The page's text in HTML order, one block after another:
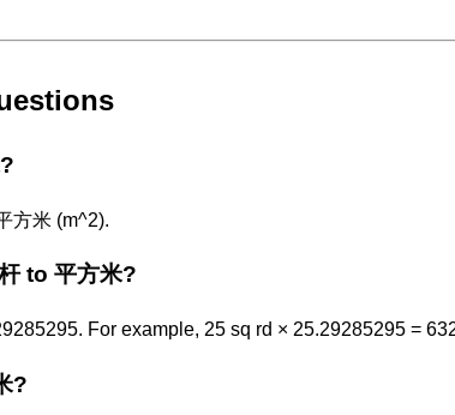
方米 (m^2).
to 平方米?
For example, 25 sq rd × 25.29285295 =
?